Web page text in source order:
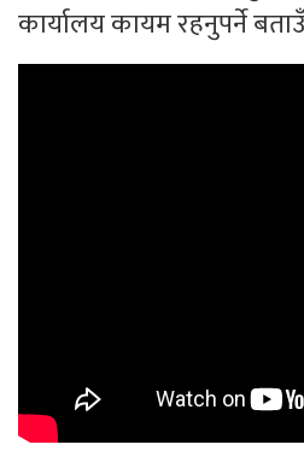
कार्यालय कायम रहनुपर्ने